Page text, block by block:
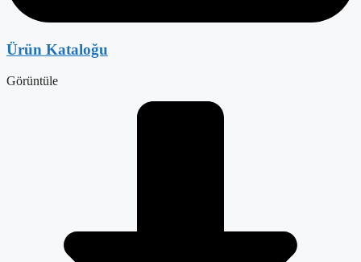
Ürün Kataloğu
Görüntüle